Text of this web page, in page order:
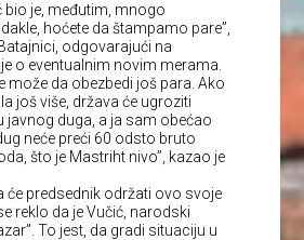
bio je, međutim, mnogo
hoćete da štampamo pare”,
odgovarajući na
o eventualnim novim merama.
može da obezbedi još para. Ako
još više, država će ugroziti
javnog duga, a ja sam obećao
neće preći 60 odsto bruto
što je Mastriht nivo”, kazao je
će predsednik održati ovo svoje
reklo da je Vučić, narodski
To jest, da gradi situaciju u